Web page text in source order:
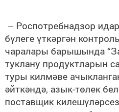
– Роспотребнадзор
бүлеге үткәргән
чаралары барышында
туклану продуктларын
туры килмәве
әйткәндә, азык-төлек
поставщик